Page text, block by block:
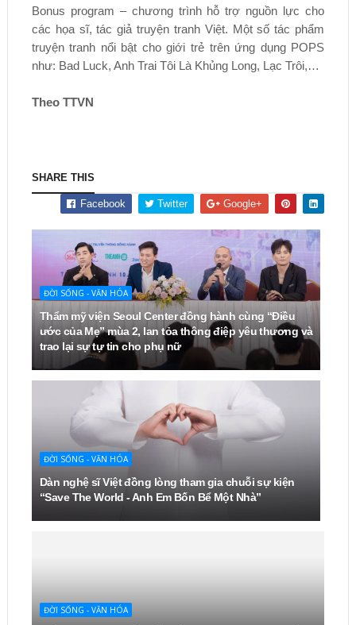
Bonus program – chương trình hỗ trợ nguồn lực cho
các họa sĩ, tác giả truyện tranh Việt. Một số tác phẩm
truyện tranh nổi bật cho giới trẻ trên ứng dụng POPS
như: Bad Luck, Anh Trai Tôi Là Khủng Long, Lạc Trôi,…
Theo TTVN
SHARE THIS
Facebook Twitter Google+
ĐỜI SỐNG - VĂN HÓA
Thẩm mỹ viện Seoul Center đồng hành cùng “Điều
ước của Mẹ” mùa 2, lan tỏa thông điệp yêu thương và
trao lại sự tự tin cho phụ nữ
ĐỜI SỐNG - VĂN HÓA
Dàn nghệ sĩ Việt đồng lòng tham gia chuỗi sự kiện
“Save The World - Anh Em Bốn Bể Một Nhà”
ĐỜI SỐNG - VĂN HÓA